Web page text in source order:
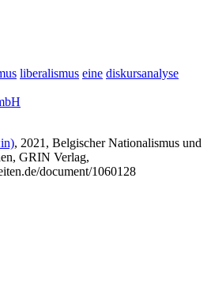
liberalismus eine diskursanalyse
, 2021, Belgischer Nationalismus und
GRIN Verlag,
document/1060128